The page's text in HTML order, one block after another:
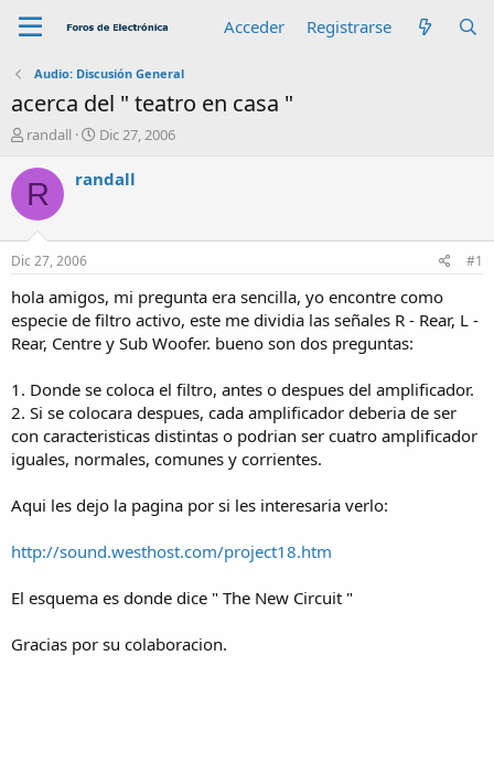
Acceder Registrarse
Audio: Discusión General
acerca del " teatro en casa "
A
t
o
r
randall
F
c
n
i
c
i
Dic 27, 2006
R randall
Dic 27, 2006 #1
hola amigos, mi pregunta era sencilla, yo encontre como
especie de filtro activo, este me dividia las señales R - Rear, L -
Rear, Centre y Sub Woofer. bueno son dos preguntas:
1. Donde se coloca el filtro, antes o despues del amplificador.
2. Si se colocara despues, cada amplificador deberia de ser
con caracteristicas distintas o podrian ser cuatro amplificador
iguales, normales, comunes y corrientes.
Aqui les dejo la pagina por si les interesaria verlo:
http://sound.westhost.com/project18.htm
El esquema es donde dice " The New Circuit "
Gracias por su colaboracion.